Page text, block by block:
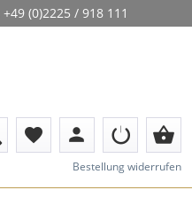
+49 (0)2225 / 918 111
favorite person shopping_basket
Bestellung widerrufen